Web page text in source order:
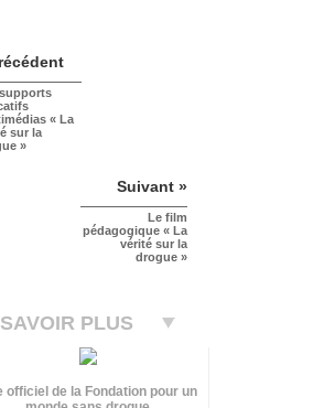
« La
sur la
»
Suivant »
Le film
pédagogique « La
vérité sur la
drogue »
PLUS
officiel de la Fondation pour un